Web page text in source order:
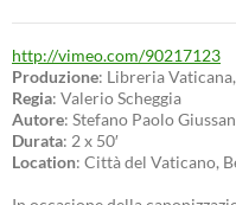
http://vimeo.com/90217123
Produzione: Libreria
Regia: Valerio Scheggia
Autore: Stefano Paolo
Durata: 2 x 50′
Location: Città del Vaticano,